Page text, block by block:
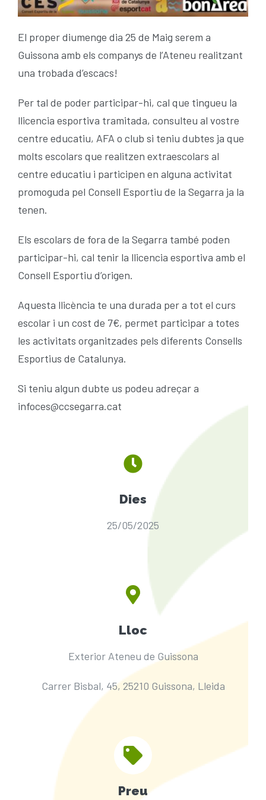
ESCOLA BTT 2.0 CURS 25-26
El proper diumenge dia 25 de Maig serem a
Guissona amb els companys de l’Ateneu realitzant
una trobada d’escacs!
Per tal de poder participar-hi, cal que tingueu la
llicencia esportiva tramitada, consulteu al vostre
centre educatiu, AFA o club si teniu dubtes ja que
molts escolars que realitzen extraescolars al
centre educatiu i participen en alguna activitat
promoguda pel Consell Esportiu de la Segarra ja la
tenen.
Els escolars de fora de la Segarra també poden
participar-hi, cal tenir la llicencia esportiva amb el
Consell Esportiu d’origen.
Aquesta llicència te una durada per a tot el curs
escolar i un cost de 7€, permet participar a totes
les activitats organitzades pels diferents Consells
Esportius de Catalunya.
Si teniu algun dubte us podeu adreçar a
infoces@ccsegarra.cat
Dies
25/05/2025
Lloc
Exterior Ateneu de Guissona
Carrer Bisbal, 45, 25210 Guissona, Lleida
Preu